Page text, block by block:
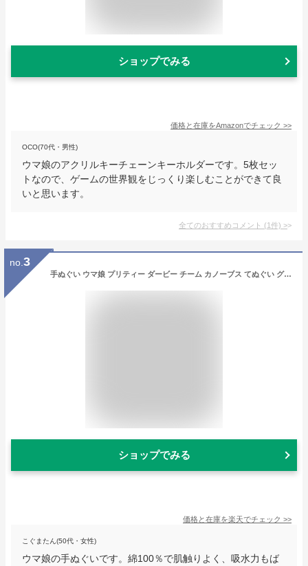
ショップでみる
価格と在庫をAmazonでチェック >>
OCO(70代・男性)
ウマ娘のアクリルキーチェーンキーホルダーです。5枚セッ
トなので、ゲームの世界観をじっくり楽しむことができて良
いと思います。
全てのおすすめコメント (1件) >
no. 3
手ぬぐい ウマ娘 プリティー ダービー チーム カノーブス てぬぐい グッズ グリン 手ぬぐい ハンカチ ガーゼ タオル キャラクター キッズ 人気 かわいい 手拭い アニメ ゲーム スマホ 競馬 【b1287】
ショップでみる
価格と在庫を楽天でチェック >>
こぐまたん(50代・女性)
ウマ娘の手ぬぐいです。綿100％で肌触りよく、吸水力もば